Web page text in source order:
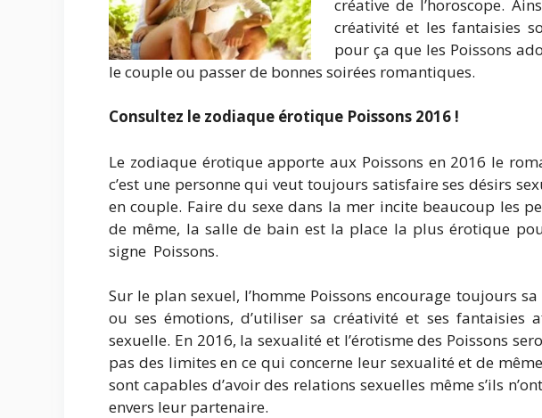
créative de l’horoscope.
créativité et les fantaisies
pour ça que les Poissons
le couple ou passer de bonnes soirées romantiques.
Consultez le zodiaque érotique Poissons 2016 !
Le zodiaque érotique apporte aux Poissons en 2016 le
c’est une personne qui veut toujours satisfaire ses désirs
en couple. Faire du sexe dans la mer incite beaucoup les
de même, la salle de bain est la place la plus érotique
signe Poissons.
Sur le plan sexuel, l’homme Poissons encourage toujours
ou ses émotions, d’utiliser sa créativité et ses fantaisies
sexuelle. En 2016, la sexualité et l’érotisme des Poissons
pas des limites en ce qui concerne leur sexualité et de
sont capables d’avoir des relations sexuelles même s’ils
envers leur partenaire.